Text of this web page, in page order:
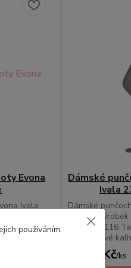
Evona
Ivala
Dámské
Ivala
Dámské
... český
108, 170-116
punčochové
49,00 Kč/ks
používáním.